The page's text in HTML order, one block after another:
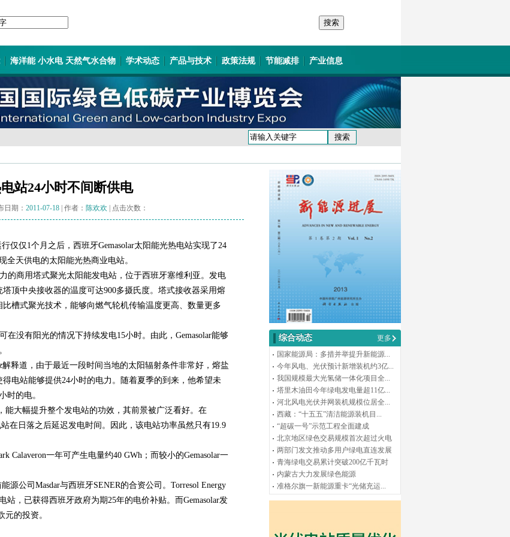
海洋能 小水电 天然气水合物 学术动态 产品与技术 政策法规 节能减排 产业信息
站24小时不间断供电
日期： 2011-07-18 | 作者： 陈欢欢 | 点击次数：
仅仅1个月之后，西班牙Gemasolar太阳能光热电站实现了24
全天供电的太阳能光热商业电站。
的商用塔式聚光太阳能发电站，位于西班牙塞维利亚。发电
顶中央接收器的温度可达900多摄氏度。塔式接收器采用熔
槽式聚光技术，能够向燃气轮机传输温度更高、数量更多
在没有阳光的情况下持续发电15小时。由此，Gemasolar能够
解释道，由于最近一段时间当地的太阳辐射条件非常好，熔盐
电站能够提供24小时的电力。随着夏季的到来，他希望未
时的电。
能大幅提升整个发电站的功效，其前景被广泛看好。在
在日落之后延迟发电时间。因此，该电站功率虽然只有19.9
Calaveron一年可产生电量约40 GWh；而较小的Gemasolar一
源公司Masdar与西班牙SENER的合资公司。Torresol Energy
，已获得西班牙政府为期25年的电价补贴。而Gemasolar发
的投资。
综合动态
更多
国家能源局：多措并举提升新能源...
今年风电、光伏预计新增装机约3亿...
我国规模最大光氢储一体化项目全...
塔里木油田今年绿电发电量超11亿...
河北风电光伏并网装机规模位居全...
西藏：“十五五”清洁能源装机目...
“超碳一号”示范工程全面建成
北京地区绿色交易规模首次超过火电
两部门发文推动多用户绿电直连发展
青海绿电交易累计突破200亿千瓦时
内蒙古大力发展绿色能源
准格尔旗一新能源重卡“光储充运...